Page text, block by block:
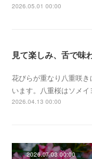
2026.05.01 00:00
見て楽しみ、舌で味
花びらが重なり八重咲
います。八重桜はソメ
2026.04.13 00:00
2026.07.03 00:00